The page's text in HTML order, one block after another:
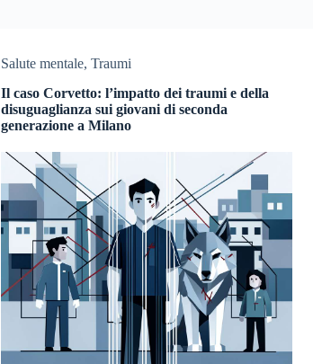
Salute mentale,Traumi
Il caso Corvetto: l’impatto dei traumi e della
disuguaglianza sui giovani di seconda
generazione a Milano